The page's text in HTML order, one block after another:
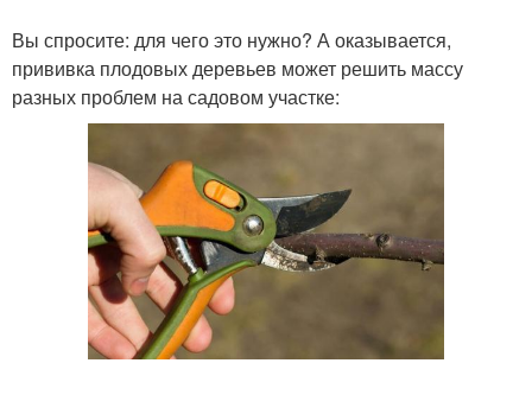
Вы спросите: для чего это нужно? А оказывается,
прививка плодовых деревьев может решить массу
разных проблем на садовом участке: